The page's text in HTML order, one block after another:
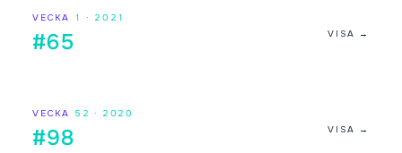
VECKA 1 · 2021
#65 VISA →
VECKA 52 · 2020
#98 VISA →